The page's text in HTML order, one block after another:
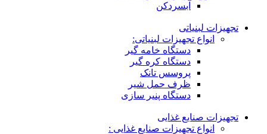
آبسردکن
تجهیزات لبنیاتی
انواع تجهیزات لبنیاتی:
دستگاه خامه گیر
دستگاه کره گیر
پروسس تانک
ظرف حمل شیر
دستگاه پنیر سازی
تجهیزات صنایع غذایی
انواع تجهیزات صنایع غذایی :